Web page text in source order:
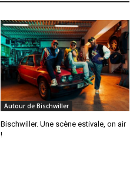
Autour de Bischwiller
Bischwiller. Une scène estivale, on air
!